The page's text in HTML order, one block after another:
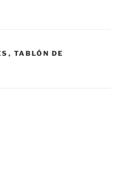
, TABLÓN DE